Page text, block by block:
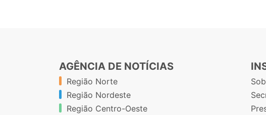
AGÊNCIA DE NOTÍCIAS
Região Norte
Região Nordeste
Região Centro-Oeste